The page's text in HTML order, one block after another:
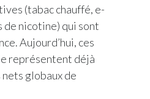
(tabac chauffé, e-
nicotine) qui sont
Aujourd’hui, ces
représentent déjà
globaux de